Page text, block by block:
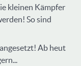
kleinen Kämpfer
So sind
Ab heut